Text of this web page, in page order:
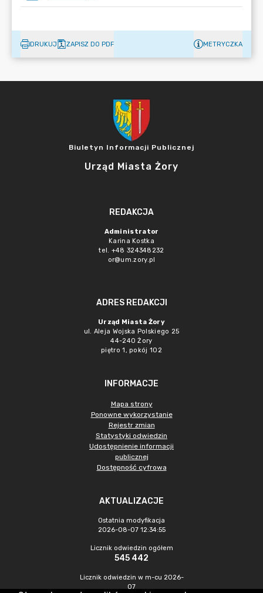
DRUKUJ ZAPISZ DO PDF METRYCZKA
Biuletyn Informacji Publicznej
Urząd Miasta Żory
REDAKCJA
Administrator
Karina Kostka
tel. +48 324348232
or@um.zory.pl
ADRES REDAKCJI
Urząd Miasta Żory
ul. Aleja Wojska Polskiego 25
44-240 Żory
piętro 1, pokój 102
INFORMACJE
Mapa strony
Ponowne wykorzystanie
Rejestr zmian
Statystyki odwiedzin
Udostępnienie informacji
publicznej
Dostępność cyfrowa
AKTUALIZACJE
Ostatnia modyfikacja
2026-08-07 12:34:55
Licznik odwiedzin ogółem
545 442
Licznik odwiedzin w m-cu 2026-
07